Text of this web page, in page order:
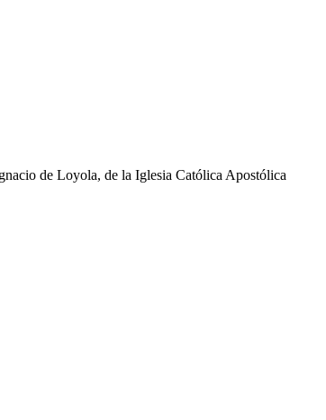
de Loyola, de la Iglesia Católica Apostólica